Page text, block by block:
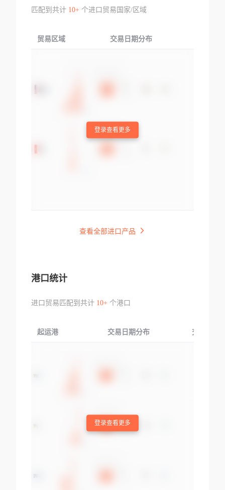
匹配到共计 10+个进口贸易国家/区域
贸易区域 交易日期分布
登录查看更多
查看全部进口产品
港口统计
进口贸易匹配到共计 10+个港口
起运港 交易日期分布 交易产品
登录查看更多